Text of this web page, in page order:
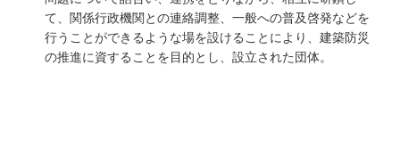
て、関係行政機関との連絡調整、一般への普及啓発などを
行うことができるような場を設けることにより、建築防災
の推進に資することを目的とし、設立された団体。